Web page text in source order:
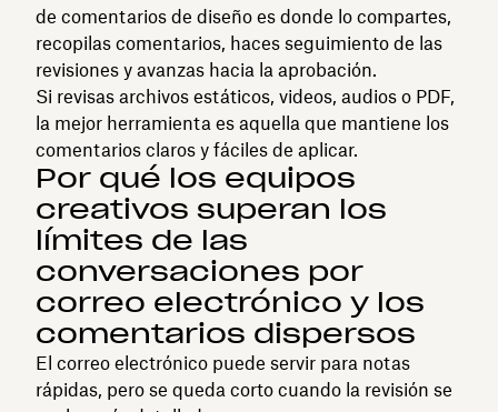
de comentarios de diseño es donde lo compartes,
recopilas comentarios, haces seguimiento de las
revisiones y avanzas hacia la aprobación.
Si revisas archivos estáticos, videos, audios o PDF,
la mejor herramienta es aquella que mantiene los
comentarios claros y fáciles de aplicar.
Por qué los equipos
creativos superan los
límites de las
conversaciones por
correo electrónico y los
comentarios dispersos
El correo electrónico puede servir para notas
rápidas, pero se queda corto cuando la revisión se